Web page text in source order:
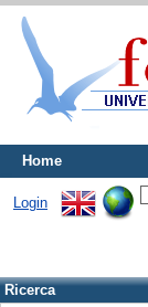
Home
Login
Ricerca